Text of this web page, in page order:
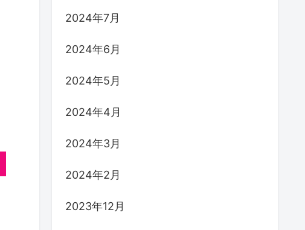
2024年7月
2024年6月
2024年5月
2024年4月
2024年3月
2024年2月
2023年12月